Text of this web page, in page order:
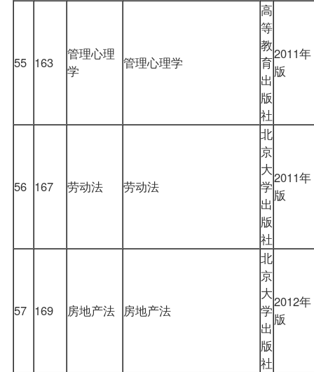
55 163
管理心理
学
管理心理学
高
等
教
育
出
版
社
2011年
版
56 167 劳动法 劳动法
北
京
大
学
出
版
社
2011年
版
57 169 房地产法 房地产法
北
京
大
学
出
版
社
2012年
版